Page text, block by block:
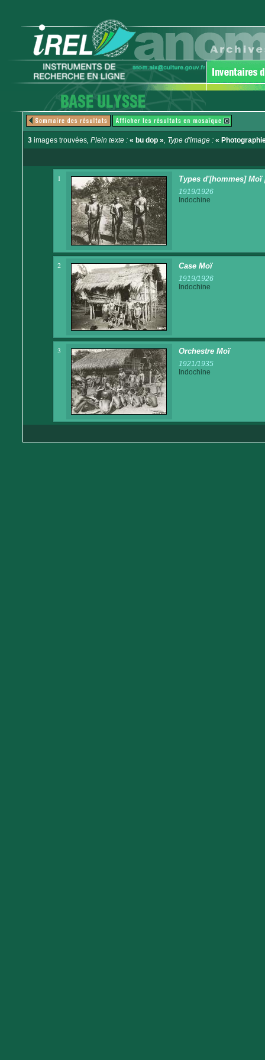
3 images trouvées, Plein texte : « bu dop », Type d'image : «
1 Types d'[hommes] Moï
1919/1926
Indochine
2 Case Moï
1919/1926
Indochine
3 Orchestre Moï
1921/1935
Indochine